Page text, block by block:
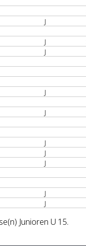
J
J
J
J
J
J
J
J
J
J
Junioren U 15.